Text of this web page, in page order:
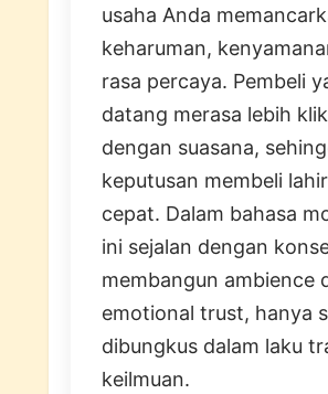
usaha Anda
keharuman,
rasa percaya. Pembeli
datang merasa lebih klik
dengan suasana,
keputusan membeli
cepat. Dalam bahasa
ini sejalan dengan
membangun ambience
emotional trust, hanya
dibungkus dalam laku
keilmuan.